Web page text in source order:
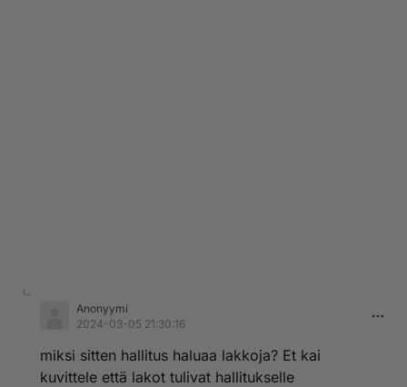
Anonyymi
2024-03-05 21:30:16
miksi sitten hallitus haluaa lakkoja? Et kai
kuvittele että lakot tulivat hallitukselle